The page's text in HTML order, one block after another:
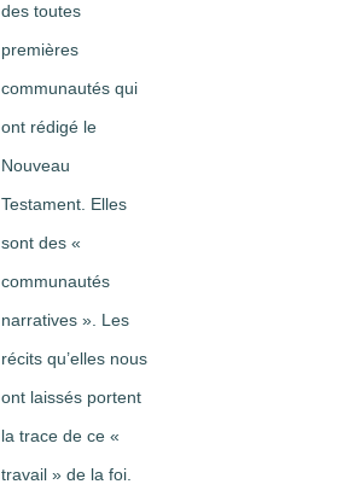
des toutes
premières
communautés qui
ont rédigé le
Nouveau
Testament. Elles
sont des «
communautés
narratives ». Les
récits qu’elles nous
ont laissés portent
la trace de ce «
travail » de la foi.